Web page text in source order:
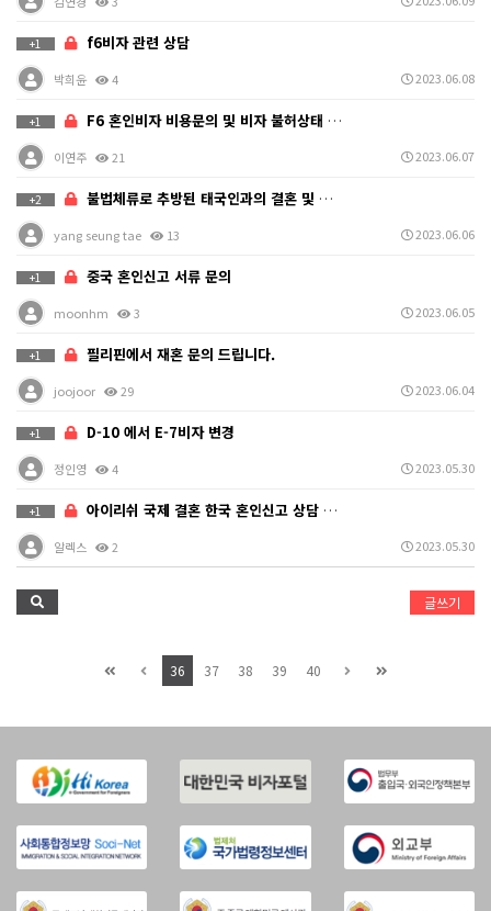
+1 f6비자 관련 상담
박희윤 4 2023.06.08
+1 F6 혼인비자 비용문의 및 비자 불허상태 문의
이연주 21 2023.06.07
+2 불법체류로 추방된 태국인과의 결혼 및 입국금지 해제 방…
yang seung tae 13 2023.06.06
+1 중국 혼인신고 서류 문의
moonhm 3 2023.06.05
+1 필리핀에서 재혼 문의 드립니다.
joojoor 29 2023.06.04
+1 D-10 에서 E-7비자 변경
정인영 4 2023.05.30
+1 아이리쉬 국제 결혼 한국 혼인신고 상담 문의
알렉스 2 2023.05.30
글쓰기
36 37 38 39 40